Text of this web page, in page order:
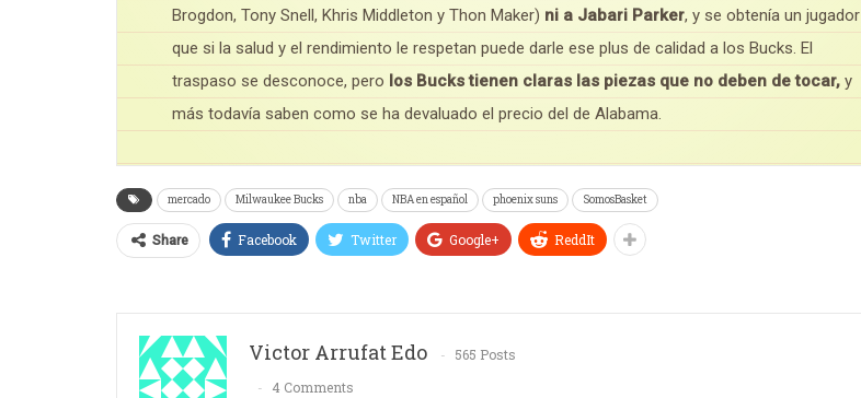
Brogdon, Tony Snell, Khris Middleton y Thon Maker) ni a Jabari Parker, y se obtenía un jugador
que si la salud y el rendimiento le respetan puede darle ese plus de calidad a los Bucks. El
traspaso se desconoce, pero los Bucks tienen claras las piezas que no deben de tocar, y
más todavía saben como se ha devaluado el precio del de Alabama.
mercado Milwaukee Bucks nba NBA en español phoenix suns SomosBasket
Share Facebook Twitter Google+ ReddIt
Victor Arrufat Edo
565 Posts
4 Comments